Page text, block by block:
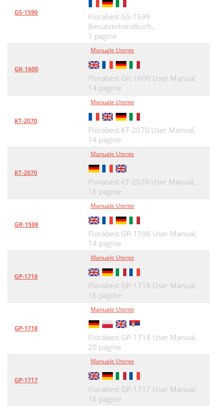
GS-1599
Florabest GS-1599
Benutzerhandbuch,
1 pagine
GK-1600
Manuale Utente
Florabest GK-1600 User Manual,
14 pagine
KT-2070
Manuale Utente
Florabest KT-2070 User Manual,
14 pagine
KT-2070
Manuale Utente
Florabest KT-2070 User Manual,
18 pagine
GR-1598
Manuale Utente
Florabest GR-1598 User Manual,
14 pagine
GP-1718
Manuale Utente
Florabest GP-1718 User Manual,
16 pagine
GP-1718
Manuale Utente
Florabest GP-1718 User Manual,
20 pagine
GP-1717
Manuale Utente
Florabest GP-1717 User Manual,
16 pagine